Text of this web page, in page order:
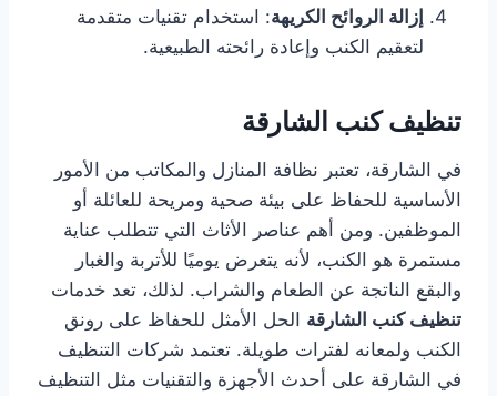
إزالة الروائح الكريهة: استخدام تقنيات متقدمة
لتعقيم الكنب وإعادة رائحته الطبيعية.
تنظيف كنب الشارقة
في الشارقة، تعتبر نظافة المنازل والمكاتب من الأمور
الأساسية للحفاظ على بيئة صحية ومريحة للعائلة أو
الموظفين. ومن أهم عناصر الأثاث التي تتطلب عناية
مستمرة هو الكنب، لأنه يتعرض يوميًا للأتربة والغبار
والبقع الناتجة عن الطعام والشراب. لذلك، تعد خدمات
تنظيف كنب الشارقة الحل الأمثل للحفاظ على رونق
الكنب ولمعانه لفترات طويلة. تعتمد شركات التنظيف
في الشارقة على أحدث الأجهزة والتقنيات مثل التنظيف